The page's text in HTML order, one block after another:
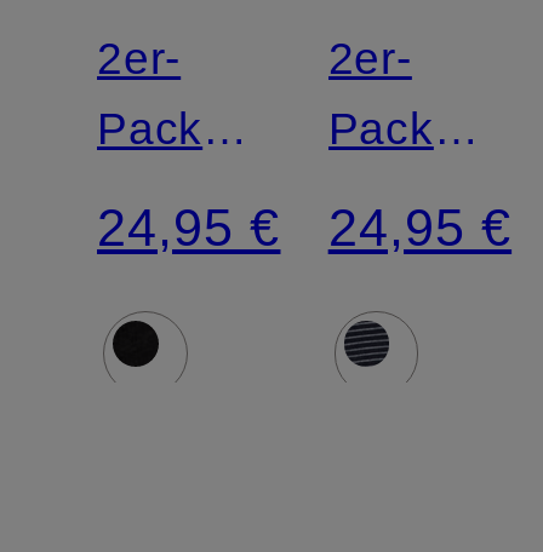
2er-
Pack
Panties
MODAL
ESSENTIALS
24,95 €
2er-
Pack
Slips
MODAL
24,95 €